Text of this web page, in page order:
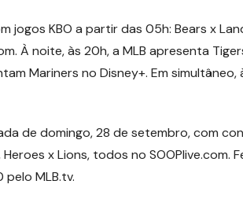
jogos KBO a partir das 05h: Bears x
À noite, às 20h, a MLB apresenta
Mariners no Disney+. Em
de domingo, 28 de setembro, com
x Lions, todos no SOOPlive.com.
pelo MLB.tv.